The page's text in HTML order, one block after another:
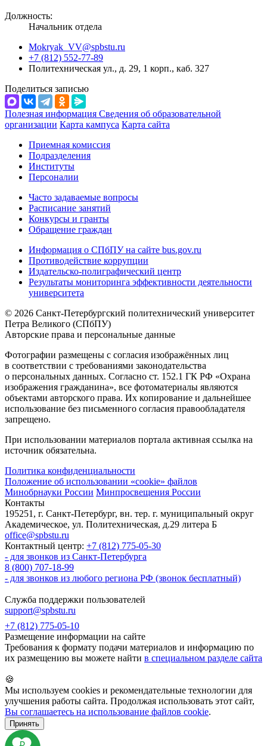
Должность:
Начальник отдела
Mokryak_VV@spbstu.ru
+7 (812) 552-77-89
Политехническая ул., д. 29, 1 корп., каб. 327
Поделиться записью
Полезная информация Сведения об образовательной
организации Карта кампуса Карта сайта
Приемная комиссия
Подразделения
Институты
Персоналии
Часто задаваемые вопросы
Расписание занятий
Конкурсы и гранты
Обращение граждан
Информация о СПбПУ на сайте bus.gov.ru
Противодействие коррупции
Издательско-полиграфический центр
Результаты мониторинга эффективности деятельности
университета
© 2026 Санкт-Петербургский политехнический университет
Петра Великого (СПбПУ)
Авторские права и персональные данные
Фотографии размещены с согласия изображённых лиц
в соответствии с требованиями законодательства
о персональных данных. Согласно ст. 152.1 ГК РФ «Охрана
изображения гражданина», все фотоматериалы являются
объектами авторского права. Их копирование и дальнейшее
использование без письменного согласия правообладателя
запрещено.
При использовании материалов портала активная ссылка на
источник обязательна.
Политика конфиденциальности
Положение об использовании «cookie» файлов
Минобрнауки России Минпросвещения России
Контакты
195251, г. Санкт-Петербург, вн. тер. г. муниципальный округ
Академическое, ул. Политехническая, д.29 литера Б
office@spbstu.ru
Контактный центр: +7 (812) 775-05-30
- для звонков из Санкт-Петербурга
8 (800) 707-18-99
- для звонков из любого региона РФ (звонок бесплатный)
Служба поддержки пользователей
support@spbstu.ru
+7 (812) 775-05-10
Размещение информации на сайте
Требования к формату подачи материалов и информацию по
их размещению вы можете найти в специальном разделе сайта
🍪
Мы используем cookies и рекомендательные технологии для
улучшения работы сайта. Продолжая использовать этот сайт,
Вы соглашаетесь на использование файлов cookie.
Принять